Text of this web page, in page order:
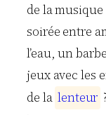
de la
soirée entre
l’eau, un
jeux avec les
de la lenteur